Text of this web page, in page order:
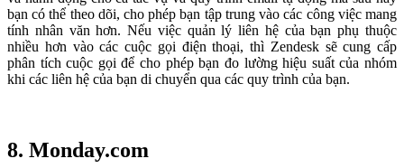
bạn có thể theo dõi, cho phép bạn tập trung vào các công việc mang
tính nhân văn hơn. Nếu việc quản lý liên hệ của bạn phụ thuộc
nhiều hơn vào các cuộc gọi điện thoại, thì Zendesk sẽ cung cấp
phân tích cuộc gọi để cho phép bạn đo lường hiệu suất của nhóm
khi các liên hệ của bạn di chuyển qua các quy trình của bạn.
8. Monday.com